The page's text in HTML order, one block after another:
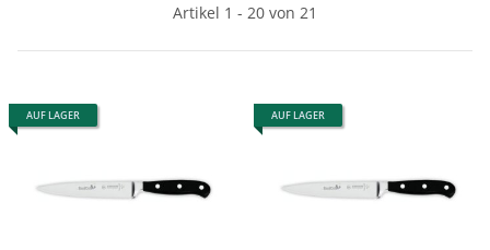
Artikel 1 - 20 von 21
AUF LAGER AUF LAGER